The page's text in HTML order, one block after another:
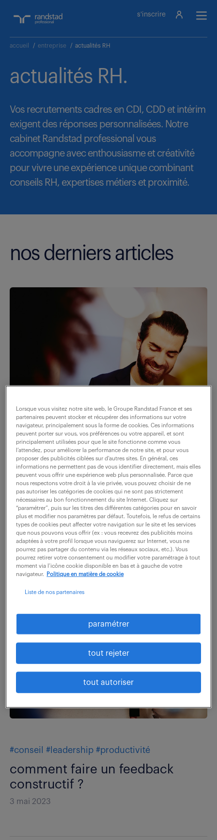
s'inscrire
accueil / entreprise / actualités RH
actualités RH.
Vos recrutements cadres en CDI, CDD et intérim
exigent des réponses personnalisées. Notre
cabinet Randstad professional vous
accompagne avec enthousiasme et créativité
pour vivre une expérience unique combinant
conseils RH, expertises métiers et proximité.
nos derniers articles
#bien-être au travail #employabilité #marché de
l'emploi
la reconversion professionnelle
gagne-t-elle (vraiment) du terrain
30 mai 2023
#conseil #leadership #productivité
comment faire un feedback
constructif ?
3 mai 2023
Lorsque vous visitez notre site web, le Groupe Randstad France et ses
partenaires peuvent stocker et récupérer des informations sur votre
navigateur, principalement sous la forme de cookies. Ces informations
peuvent porter sur vous, vos préférences ou votre appareil, et sont
principalement utilisées pour que le site fonctionne comme vous
l’attendez, pour améliorer la performance de notre site, et pour vous
proposer des publicités ciblées sur d’autres sites. En général, ces
informations ne permettent pas de vous identifier directement, mais elles
peuvent vous offrir une expérience web plus personnalisée. Parce que
nous respectons votre droit à la vie privée, vous pouvez choisir de ne
pas autoriser les catégories de cookies qui ne sont pas strictement
nécessaires au bon fonctionnement du site Internet. Cliquez sur
“paramétrer”, puis sur les titres des différentes catégories pour en savoir
plus et modifier nos paramètres par défaut. Toutefois, le refus de certains
types de cookies peut affecter votre navigation sur le site et les services
que nous pouvons vous offrir (ex : vous recevrez des publicités moins
adaptées à votre profil lorsque vous naviguerez sur Internet, vous ne
pourrez pas partager du contenu via les réseaux sociaux, etc.). Vous
pourrez retirer votre consentement ou modifier votre paramétrage à tout
moment via l’icône cookie disponible en bas et à gauche de votre
navigateur.
Politique en matière de cookie
Liste de nos partenaires
paramétrer
tout rejeter
tout autoriser